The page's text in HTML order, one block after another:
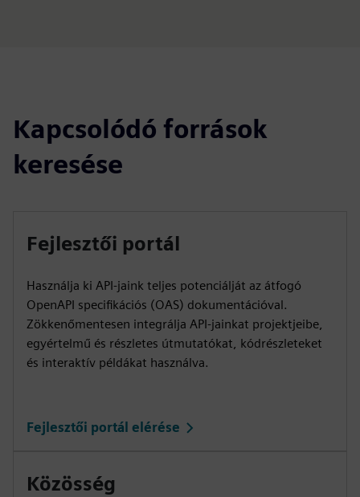
Kapcsolódó források
keresése
Fejlesztői portál
Használja ki API-jaink teljes potenciálját az átfogó
OpenAPI specifikációs (OAS) dokumentációval.
Zökkenőmentesen integrálja API-jainkat projektjeibe,
egyértelmű és részletes útmutatókat, kódrészleteket
és interaktív példákat használva.
Fejlesztői portál elérése
Közösség